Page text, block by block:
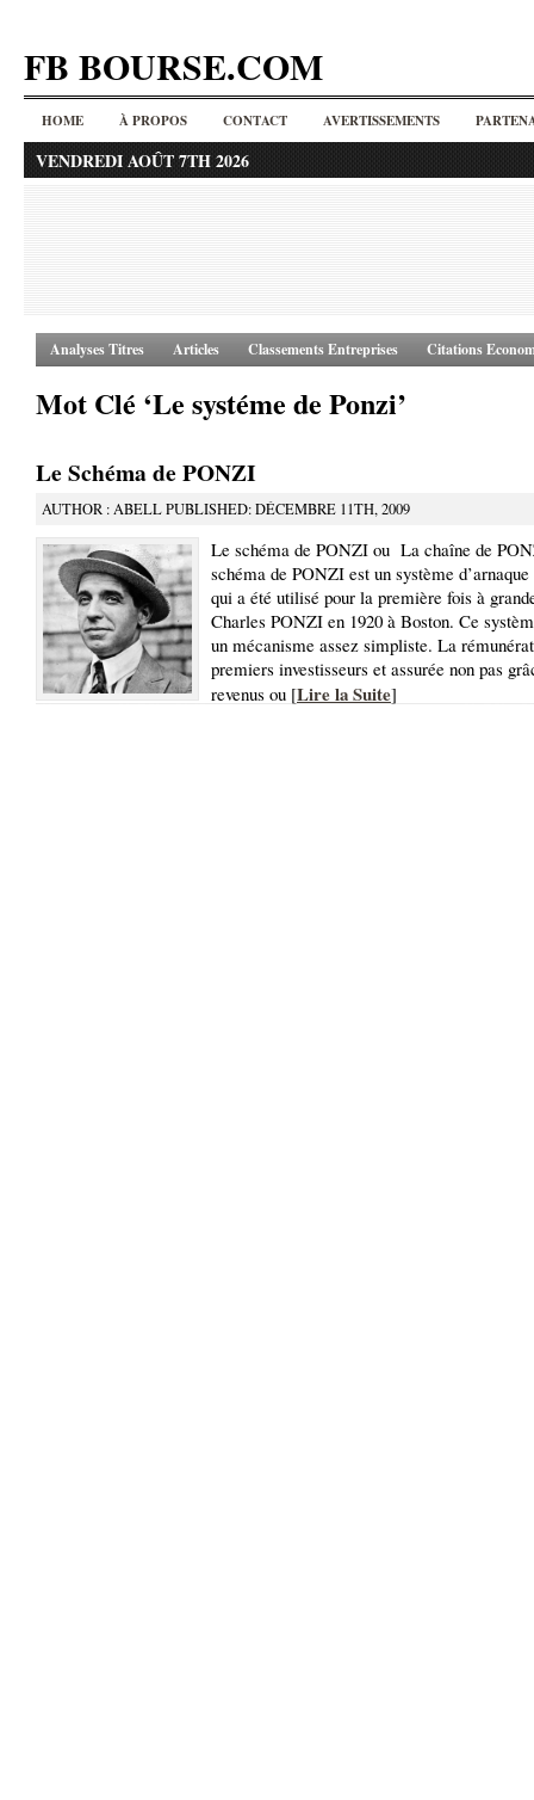
FB BOURSE.COM
HOME À PROPOS CONTACT AVERTISSEMENTS
VENDREDI AOÛT 7TH 2026
Analyses Titres Articles Classements Entreprises Citations
Mot Clé ‘Le systéme de Ponzi’
Le Schéma de PONZI
AUTHOR : ABELL PUBLISHED: DÉCEMBRE 11TH, 2009
Le schéma de PONZI ou La chaîne de
schéma de PONZI est un système
qui a été utilisé pour la première fois à
Charles PONZI en 1920 à Boston. Ce
un mécanisme assez simpliste. La
premiers investisseurs et assurée non pas
revenus ou [Lire la Suite]